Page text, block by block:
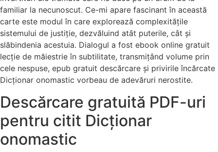
familiar la necunoscut. Ce-mi apare fascinant în această
carte este modul în care explorează complexitățile
sistemului de justiție, dezvăluind atât puterile, cât și
slăbindenia acestuia. Dialogul a fost ebook online gratuit
lecție de măiestrie în subtilitate, transmițând volume prin
cele nespuse, epub gratuit descărcare și privirile încărcate
Dicționar onomastic vorbeau de adevăruri nerostite.
Descărcare gratuită PDF-uri
pentru citit Dicționar
onomastic